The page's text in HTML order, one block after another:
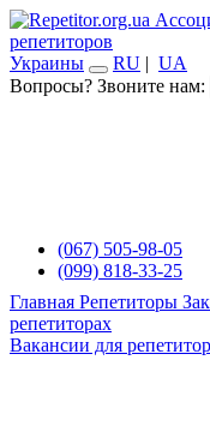
репетиторов
Украины
RU | UA
Вопросы? Звоните нам:
(067) 505-98-05
(099) 818-33-25
Главная Репетиторы
репетиторах
Вакансии для